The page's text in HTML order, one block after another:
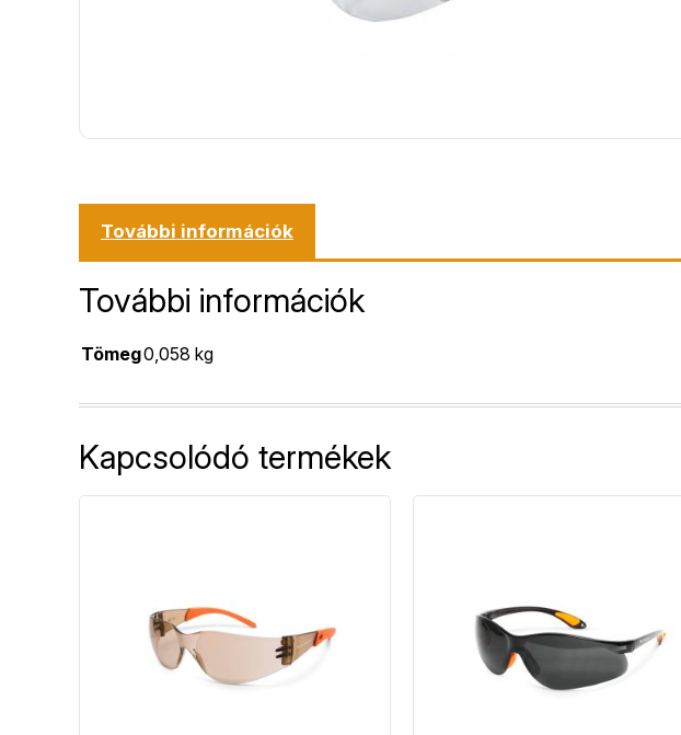
További információk
További információk
Tömeg0,058 kg
Kapcsolódó termékek